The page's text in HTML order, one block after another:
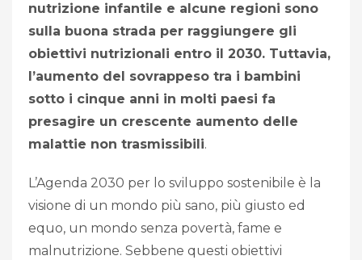
nutrizione infantile e alcune regioni sono
sulla buona strada per raggiungere gli
obiettivi nutrizionali entro il 2030. Tuttavia,
l’aumento del sovrappeso tra i bambini
sotto i cinque anni in molti paesi fa
presagire un crescente aumento delle
malattie non trasmissibili.
L’Agenda 2030 per lo sviluppo sostenibile è la
visione di un mondo più sano, più giusto ed
equo, un mondo senza povertà, fame e
malnutrizione. Sebbene questi obiettivi